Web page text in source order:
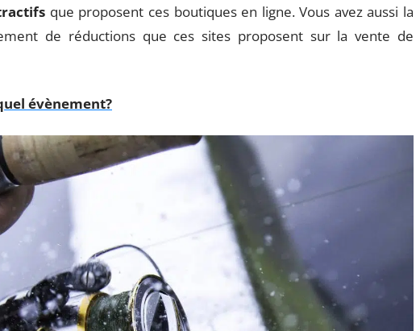
que proposent ces boutiques en ligne. Vous avez aussi la
de réductions que ces sites proposent sur la vente de
évènement?